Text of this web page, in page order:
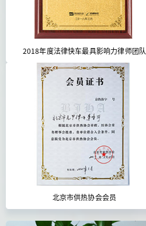
2018年度法律快车最具影响力律师团队
北京市供热协会会员